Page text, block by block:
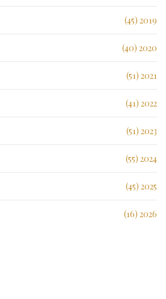
2019 (45)
2020 (40)
2021 (51)
2022 (41)
2023 (51)
2024 (55)
2025 (45)
2026 (16)